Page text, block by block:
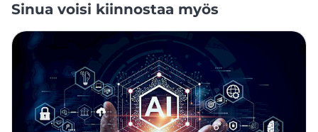
Sinua voisi kiinnostaa myös